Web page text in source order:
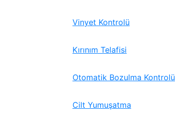
Vinyet Kontrolü
Kırınım Telafisi
Otomatik Bozulma Kontrolü
Cilt Yumuşatma